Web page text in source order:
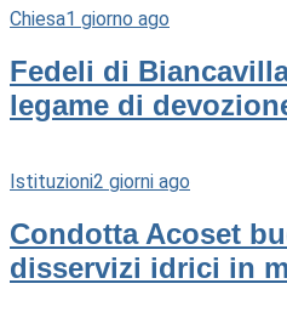
Chiesa1 giorno ago
Fedeli di
legame di
Istituzioni2 giorni ago
Condotta Acoset
disservizi idrici in